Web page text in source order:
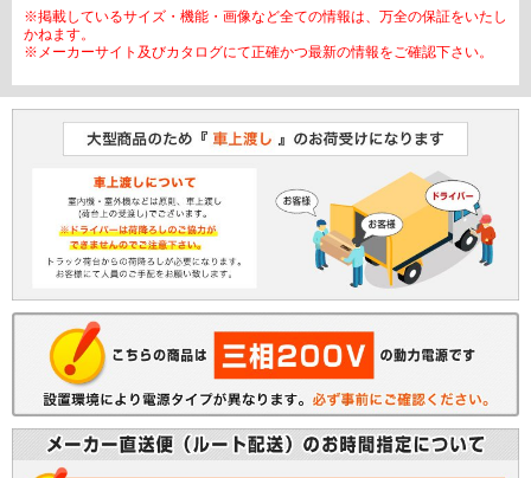
※掲載しているサイズ・機能・画像など全ての情報は、万全の保証をいたし
かねます。
※メーカーサイト及びカタログにて正確かつ最新の情報をご確認下さい。